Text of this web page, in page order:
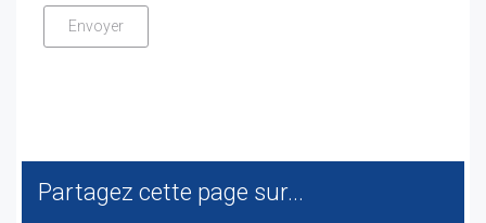
Partagez cette page sur...